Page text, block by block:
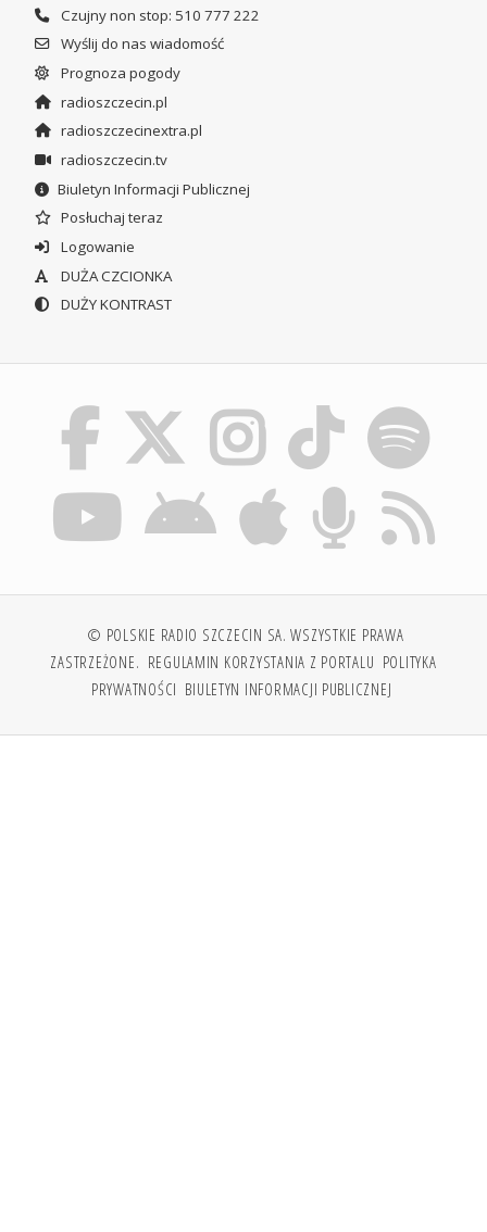
Czujny non stop: 510 777 222
Wyślij do nas wiadomość
Prognoza pogody
radioszczecin.pl
radioszczecinextra.pl
radioszczecin.tv
Biuletyn Informacji Publicznej
Posłuchaj teraz
Logowanie
DUŻA CZCIONKA
DUŻY KONTRAST
© POLSKIE RADIO SZCZECIN SA. WSZYSTKIE PRAWA
ZASTRZEŻONE. REGULAMIN KORZYSTANIA Z PORTALU POLITYKA
PRYWATNOŚCI BIULETYN INFORMACJI PUBLICZNEJ